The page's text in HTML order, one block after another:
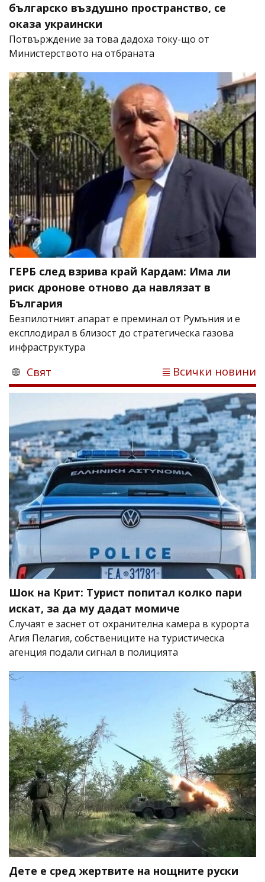
българско въздушно пространство, се
оказа украински
Потвърждение за това дадоха току-що от
Министерството на отбраната
ГЕРБ след взрива край Кардам: Има ли
риск дронове отново да навлязат в
България
Безпилотният апарат е преминал от Румъния и е
експлодирал в близост до стратегическа газова
инфраструктура
Свят Всички новини
Шок на Крит: Турист попитал колко пари
искат, за да му дадат момиче
Случаят е заснет от охранителна камера в курорта
Агия Пелагия, собствениците на туристическа
агенция подали сигнал в полицията
Дете е сред жертвите на нощните руски